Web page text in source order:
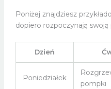
Poniżej znajdziesz
dopiero rozpoczynają swoją
Dzień
Poniedziałek
pompki